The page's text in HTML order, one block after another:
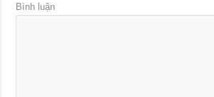
Bình luận